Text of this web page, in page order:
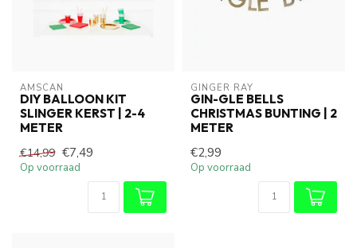
AMSCAN
DIY BALLOON KIT
SLINGER KERST | 2-4
METER
€14,99 €7,49
Op voorraad
GINGER RAY
GIN-GLE BELLS
CHRISTMAS BUNTING | 2
METER
€2,99
Op voorraad